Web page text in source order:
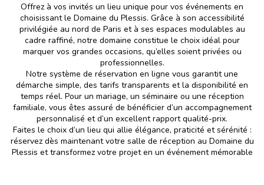
Offrez à vos invités un lieu unique pour vos événements en
choisissant le Domaine du Plessis. Grâce à son accessibilité
privilégiée au nord de Paris et à ses espaces modulables au
cadre raffiné, notre domaine constitue le choix idéal pour
marquer vos grandes occasions, qu’elles soient privées ou
professionnelles.
Notre système de réservation en ligne vous garantit une
démarche simple, des tarifs transparents et la disponibilité en
temps réel. Pour un mariage, un séminaire ou une réception
familiale, vous êtes assuré de bénéficier d’un accompagnement
personnalisé et d’un excellent rapport qualité-prix.
Faites le choix d’un lieu qui allie élégance, praticité et sérénité :
réservez dès maintenant votre salle de réception au Domaine du
Plessis et transformez votre projet en un événement mémorable